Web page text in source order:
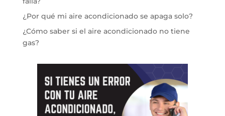
¿Por qué mi aire acondicionado se apaga solo?
¿Cómo saber si el aire acondicionado no tiene
gas?